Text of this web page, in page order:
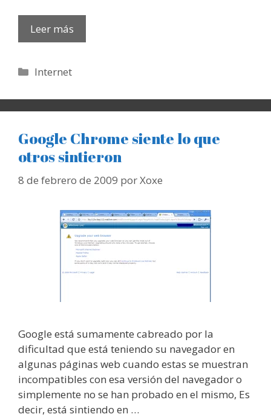
Leer más
Categorías
Internet
Google Chrome siente lo que
otros sintieron
8 de febrero de 2009 porXoxe
Google está sumamente cabreado por la
dificultad que está teniendo su navegador en
algunas páginas web cuando estas se muestran
incompatibles con esa versión del navegador o
simplemente no se han probado en el mismo, Es
decir, está sintiendo en …